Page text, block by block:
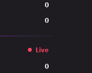
0
0
Live
0